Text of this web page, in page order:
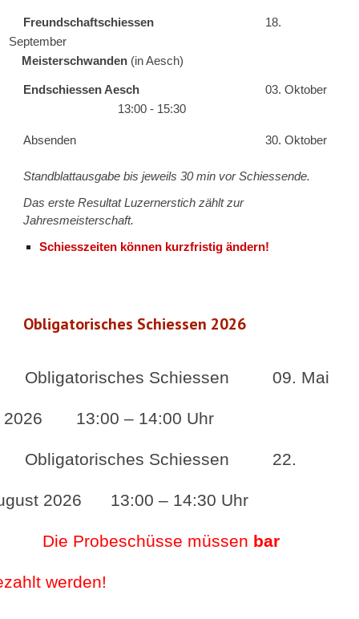
Freundschaftschiessen
18.
September
Meisterschwanden (in Aesch)
Endschiessen Aesch
03. Oktober
13:00 - 15:30
Absenden 30. Oktober
Standblattausgabe bis jeweils 30 min vor Schiessende.
Das erste Resultat Luzernerstich zählt zur
Jahresmeisterschaft.
Schiesszeiten können kurzfristig ändern!
Obligatorisches Schiessen 2026
Obligatorisches Schiessen 09. Mai
13:00 – 14:00 Uhr
Schiessen 22.
2026 13:00 – 14:30 Uhr
Die Probeschüsse müssen bar
werden!